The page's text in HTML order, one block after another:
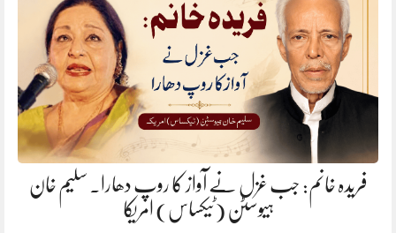
فریدہ خانم: جب غزل نے آواز کا روپ دھارا. سلیم خان
ہیوسٹن (ٹیکساس) امریکا